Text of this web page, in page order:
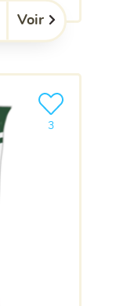
Voir
3
Ajouter le